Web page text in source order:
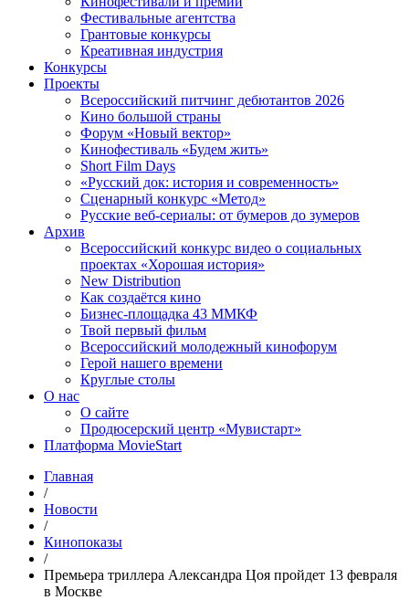
Фестивальные агентства
Грантовые конкурсы
Креативная индустрия
Конкурсы
Проекты
Всероссийский питчинг дебютантов 2026
Кино большой страны
Форум «Новый вектор»
Кинофестиваль «Будем жить»
Short Film Days
«Русский док: история и современность»
Сценарный конкурс «Метод»
Русские веб-сериалы: от бумеров до зумеров
Архив
Всероссийский конкурс видео о социальных
проектах «Хорошая история»
New Distribution
Как создаётся кино
Бизнес-площадка 43 ММКФ
Твой первый фильм
Всероссийский молодежный кинофорум
Герой нашего времени
Круглые столы
О нас
О сайте
Продюсерский центр «Мувистарт»
Платформа MovieStart
Главная
/
Новости
/
Кинопоказы
/
Премьера триллера Александра Цоя пройдет 13 февраля
в Москве